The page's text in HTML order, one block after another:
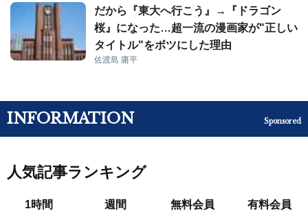
だから『東大へ行こう』→『ドラゴン
桜』になった…超一流の漫画家が"正しい
タイトル"をボツにした理由
佐渡島 庸平
INFORMATION Sponsored
人気記事ランキング
1時間 週間 無料会員 有料会員